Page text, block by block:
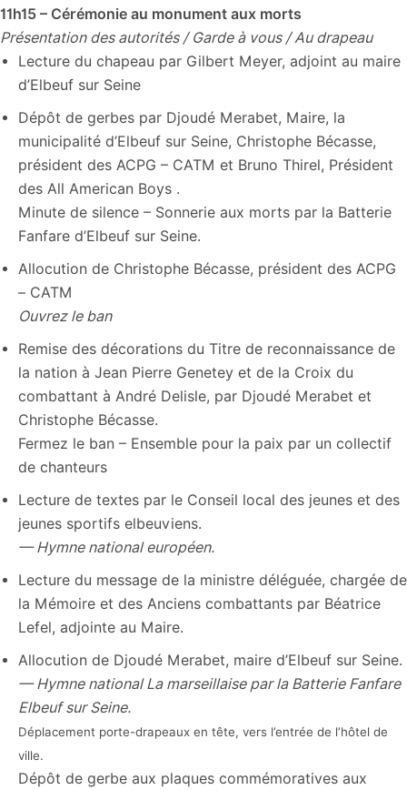
11h15 – Cérémonie au monument aux morts
Présentation des autorités / Garde à vous / Au drapeau
Lecture du chapeau par Gilbert Meyer, adjoint au maire
d’Elbeuf sur Seine
Dépôt de gerbes par Djoudé Merabet, Maire, la
municipalité d’Elbeuf sur Seine, Christophe Bécasse,
président des ACPG – CATM et Bruno Thirel, Président
des All American Boys .
Minute de silence – Sonnerie aux morts par la Batterie
Fanfare d’Elbeuf sur Seine.
Allocution de Christophe Bécasse, président des ACPG
– CATM
Ouvrez le ban
Remise des décorations du Titre de reconnaissance de
la nation à Jean Pierre Genetey et de la Croix du
combattant à André Delisle, par Djoudé Merabet et
Christophe Bécasse.
Fermez le ban – Ensemble pour la paix par un collectif
de chanteurs
Lecture de textes par le Conseil local des jeunes et des
jeunes sportifs elbeuviens.
— Hymne national européen.
Lecture du message de la ministre déléguée, chargée de
la Mémoire et des Anciens combattants par Béatrice
Lefel, adjointe au Maire.
Allocution de Djoudé Merabet, maire d’Elbeuf sur Seine.
— Hymne national La marseillaise par la Batterie Fanfare
Elbeuf sur Seine.
Déplacement porte-drapeaux en tête, vers l’entrée de l’hôtel de
ville.
Dépôt de gerbe aux plaques commémoratives aux